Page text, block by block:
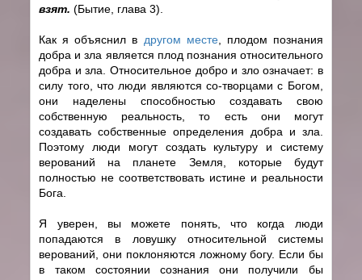
взят. (Бытие, глава 3).
Как я объяснил в другом месте, плодом познания
добра и зла является плод познания относительного
добра и зла. Относительное добро и зло означает: в
силу того, что люди являются со-творцами с Богом,
они наделены способностью создавать свою
собственную реальность, то есть они могут
создавать собственные определения добра и зла.
Поэтому люди могут создать культуру и систему
верований на планете Земля, которые будут
полностью не соответствовать истине и реальности
Бога.
Я уверен, вы можете понять, что когда люди
попадаются в ловушку относительной системы
верований, они поклоняются ложному богу. Если бы
в таком состоянии сознания они получили бы